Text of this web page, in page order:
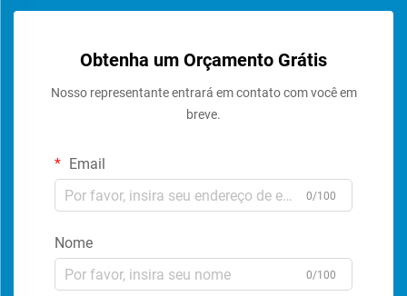
Obtenha um Orçamento Grátis
Nosso representante entrará em contato com você em
breve.
Email
0/100
Nome
0/100